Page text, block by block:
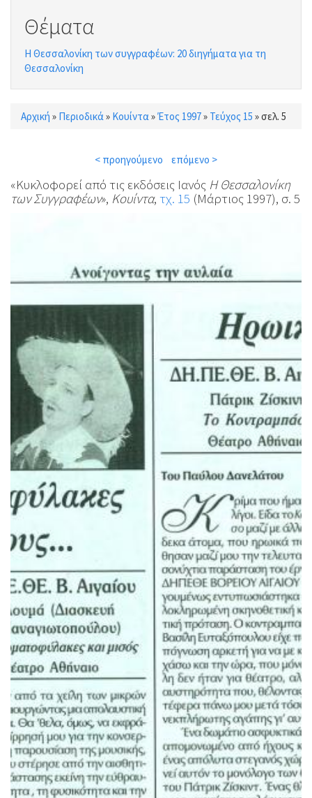
Θέματα
Η Θεσσαλονίκη των συγγραφέων: 20 διηγήματα για τη
Θεσσαλονίκη
Είστε εδώ
Αρχική » Περιοδικά» Κουίντα»Έτος 1997» Τεύχος 15 »σελ. 5
< προηγούμενο επόμενο >
«Κυκλοφορεί από τις εκδόσεις Ιανός Η Θεσσαλονίκη
των Συγγραφέων», Κουίντα, τχ. 15 (Μάρτιος 1997), σ. 5